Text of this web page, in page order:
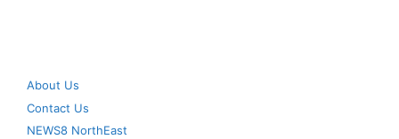
About Us
Contact Us
NEWS8 NorthEast